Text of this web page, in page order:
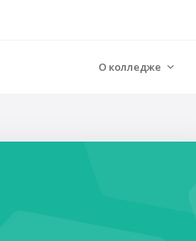
О колледже